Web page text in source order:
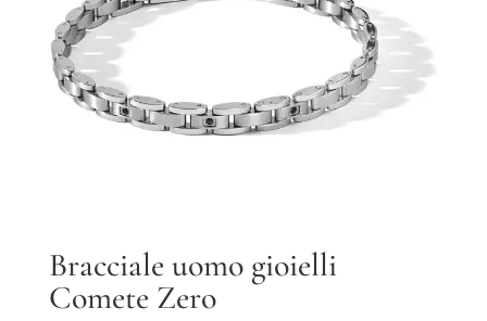
Bracciale uomo gioielli
Comete Zero